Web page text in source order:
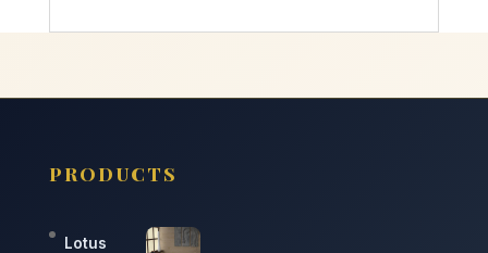
PRODUCTS
Lotus